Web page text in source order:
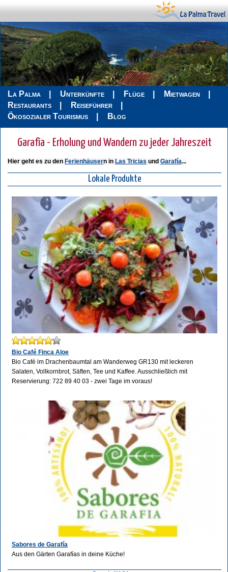
La Palma Unterkünfte Flüge
Mietwagen
Restaurants
Reiseführer
Ökosozialer Tourismus
Blog
Garafía - Erholung und Wandern zu jeder Jahreszeit
Hier geht es zu den Ferienhäusern in Las Tricias und Garafía...
Lokale Produkte
Bio Café Finca Aloe
Bio Café im Drachenbaumtal am Wanderweg GR130 mit leckeren
Salaten, Vollkornbrot, Säften, Tee und Kaffee. Ausschließlich mit
Reservierung: 722 89 40 03 - zwei Tage im voraus!
Sabores de Garafía
Aus den Gärten Garafías in deine Küche!